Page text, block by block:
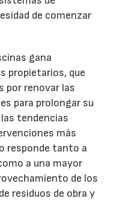
de comenzar
gana
propietarios, que
por renovar las
para prolongar su
tendencias
más
responde tanto a
a una mayor
de los
residuos de obra y